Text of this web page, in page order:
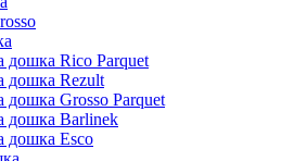
дошка Rico Parquet
дошка Rezult
дошка Grosso Parquet
дошка Barlinek
дошка Esco